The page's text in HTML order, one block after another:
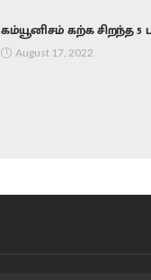
கம்யூனிசம் கற்க சிறந்த 5
August 17, 2022